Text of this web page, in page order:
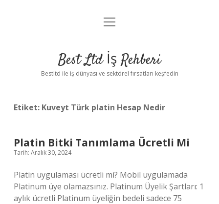
Anasayfa
Yasal Uyarı
menüyü
Best Ltd İş Rehberi
Bestltd ile iş dünyası ve sektörel fırsatları keşfedin
Etiket: Kuveyt Türk platin Hesap Nedir
Platin Bitki Tanımlama Ücretli Mi
Tarih: Aralık 30, 2024
Platin uygulaması ücretli mi? Mobil uygulamada
Platinum üye olamazsınız. Platinum Üyelik Şartları: 1
aylık ücretli Platinum üyeliğin bedeli sadece 75